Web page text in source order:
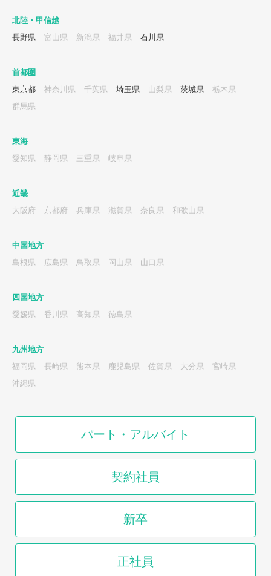
北陸・甲信越
長野県
富山県 新潟県 福井県 石川県
首都圏
東京都
神奈川県 千葉県 埼玉県 山梨県 茨城県
栃木県
群馬県
東海
愛知県
静岡県 三重県 岐阜県
近畿
大阪府
京都府 兵庫県 滋賀県 奈良県 和歌山県
中国地方
島根県
広島県 鳥取県 岡山県 山口県
四国地方
愛媛県
香川県 高知県 徳島県
九州地方
福岡県
長崎県 熊本県 鹿児島県 佐賀県 大分県
宮崎県
沖縄県
パート・アルバイト
契約社員
新卒
正社員